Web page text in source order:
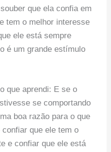
que ela confia em
tem o melhor interesse
ele está sempre
é um grande estímulo
que aprendi: E se o
se comportando
boa razão para o que
que ele tem o
e confiar que ele está